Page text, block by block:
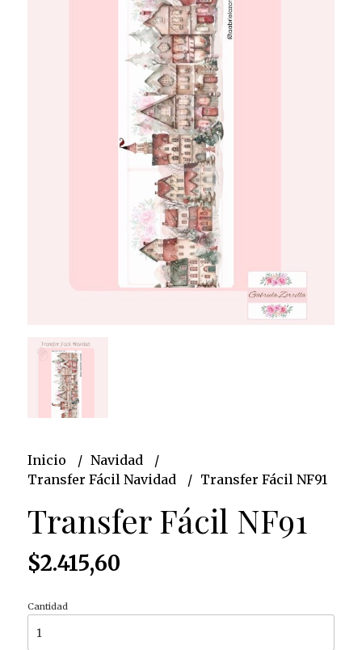
Inicio
Navidad
Transfer Fácil Navidad
Transfer Fácil NF91
Transfer Fácil NF91
$2.415,60
Cantidad